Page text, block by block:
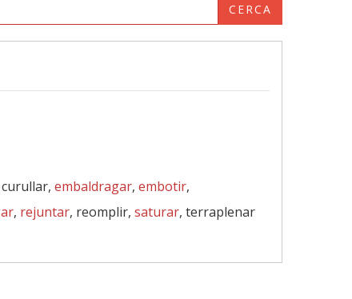
CERCA
curullar, embaldragar, embotir,
, rejuntar, reomplir, saturar, terraplenar